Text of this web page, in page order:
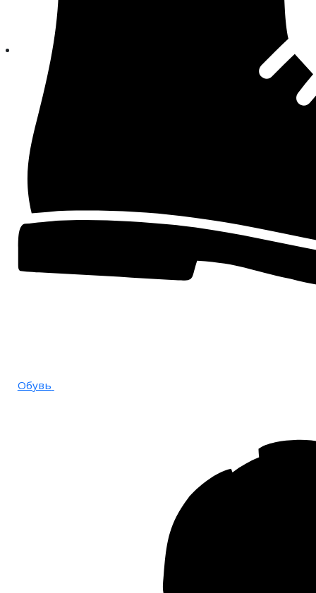
Обувь